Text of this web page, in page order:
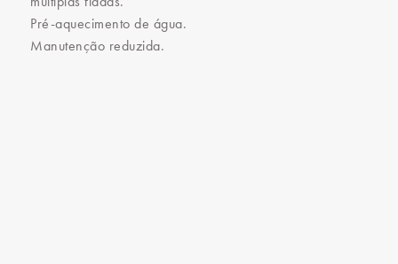
Pré-aquecimento de água.
Manutenção reduzida.